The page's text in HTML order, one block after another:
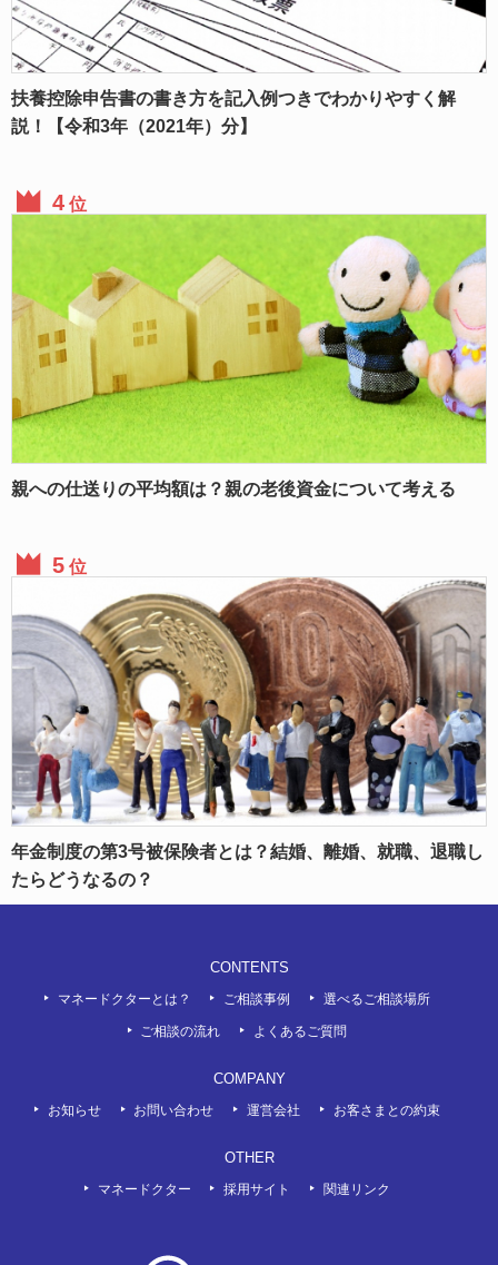
扶養控除申告書の書き方を記入例つきでわかりやすく解
説！【令和3年（2021年）分】
位
親への仕送りの平均額は？親の老後資金について考える
位
年金制度の第3号被保険者とは？結婚、離婚、就職、退職し
たらどうなるの？
CONTENTS
マネードクターとは？ ご相談事例 選べるご相談場所
ご相談の流れ よくあるご質問
COMPANY
お知らせ お問い合わせ 運営会社 お客さまとの約束
OTHER
マネードクター 採用サイト 関連リンク